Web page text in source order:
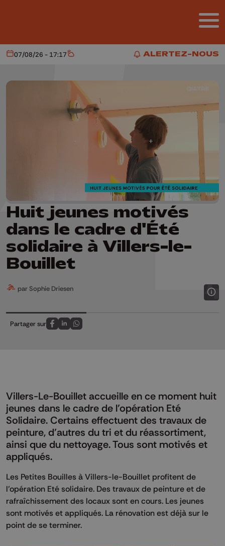
ALERTEZ-NOUS
ALERTEZ-NOUS
Aujourd'hui
07/08/26 - 17:17 Météo
Huit jeunes motivés
dans le cadre d'Été
solidaire à Villers-le-
Bouillet
par Sophie Driesen
Partager sur
Partagez sur FaceBook
Partagez sur LinkedIn
Partagez sur Whatsapp
Villers-Le-Bouillet accueille en ce moment huit
jeunes dans le cadre de l’opération Eté
Solidaire. Certains effectuent des travaux de
peinture, d’autres du tri et du réassortiment,
ainsi que du nettoyage. Tous sont motivés et
appliqués.
Les Petites Bouilles à Villers-le-Bouillet profitent de
l’opération Eté solidaire. Des travaux de peinture et de
rafraîchissement des locaux sont en cours. Les jeunes
sont motivés et appliqués. La rénovation est déjà sur le
point de se terminer.